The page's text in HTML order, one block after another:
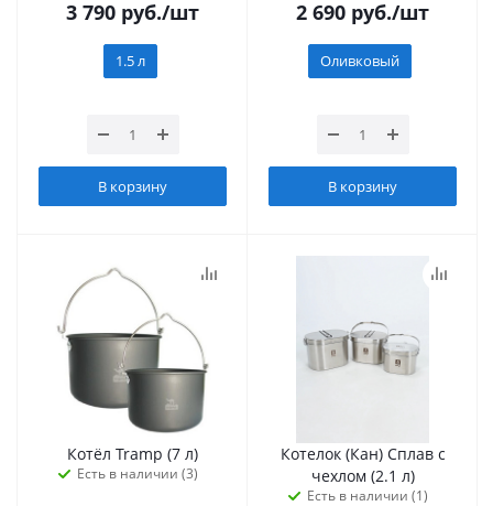
3 790 руб./шт
1.5 л
В корзину
2 690 руб./шт
Оливковый
В корзину
Котёл Tramp (7 л)
Есть в наличии (3)
Котелок (Кан) Сплав с
чехлом (2.1 л)
Есть в наличии (1)